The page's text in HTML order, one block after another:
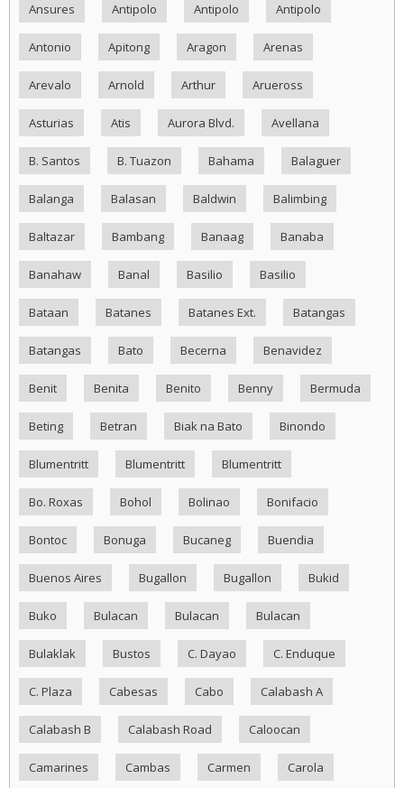
Ansures Antipolo Antipolo Antipolo
Antonio Apitong Aragon Arenas
Arevalo Arnold Arthur Arueross
Asturias Atis Aurora Blvd. Avellana
B. Santos B. Tuazon Bahama Balaguer
Balanga Balasan Baldwin Balimbing
Baltazar Bambang Banaag Banaba
Banahaw Banal Basilio Basilio
Bataan Batanes Batanes Ext. Batangas
Batangas Bato Becerna Benavidez
Benit Benita Benito Benny Bermuda
Beting Betran Biak na Bato Binondo
Blumentritt Blumentritt Blumentritt
Bo. Roxas Bohol Bolinao Bonifacio
Bontoc Bonuga Bucaneg Buendia
Buenos Aires Bugallon Bugallon Bukid
Buko Bulacan Bulacan Bulacan
Bulaklak Bustos C. Dayao C. Enduque
C. Plaza Cabesas Cabo Calabash A
Calabash B Calabash Road Caloocan
Camarines Cambas Carmen Carola